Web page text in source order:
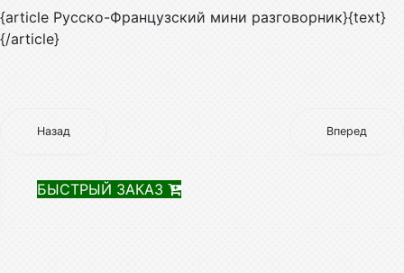
{article Русско-Французский мини разговорник}{text}
{/article}
Назад Вперед
БЫСТРЫЙ ЗАКАЗ